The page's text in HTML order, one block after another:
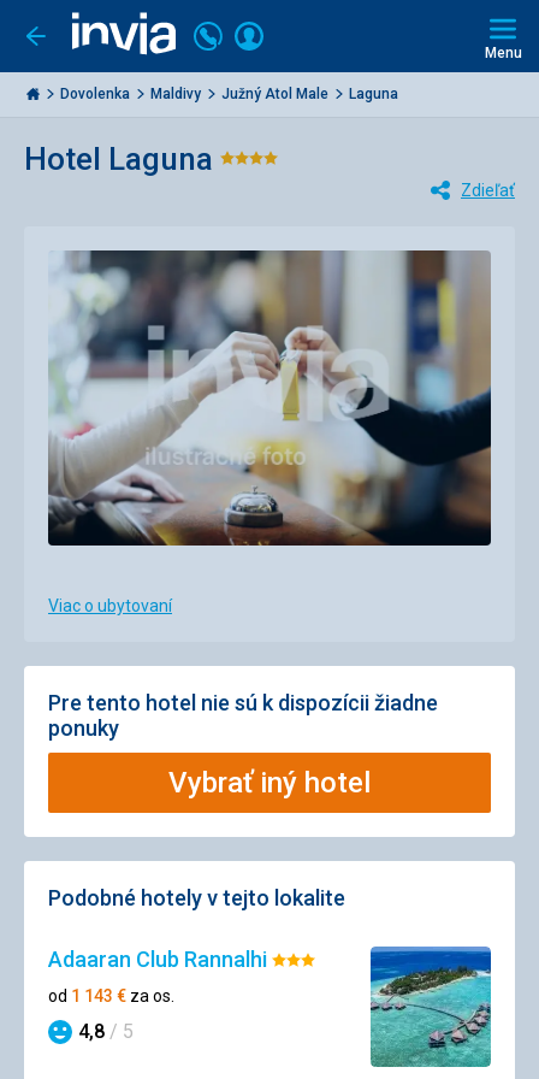
Ísť
späť
Invia.sk
Volajte
+421
2
3221
Prihlásiť
Menu
Dovolenka Maldivy Južný Atol Male Laguna
Hotel Laguna Hodnotenie:
Zdieľať
Viac o ubytovaní
Pre tento hotel nie sú k dispozícii žiadne
ponuky
Vybrať iný hotel
Podobné hotely v tejto lokalite
Adaaran Club RannalhiHodnotenie:
od 1 143 € za os.
Hodnotenie
4,8 / 5